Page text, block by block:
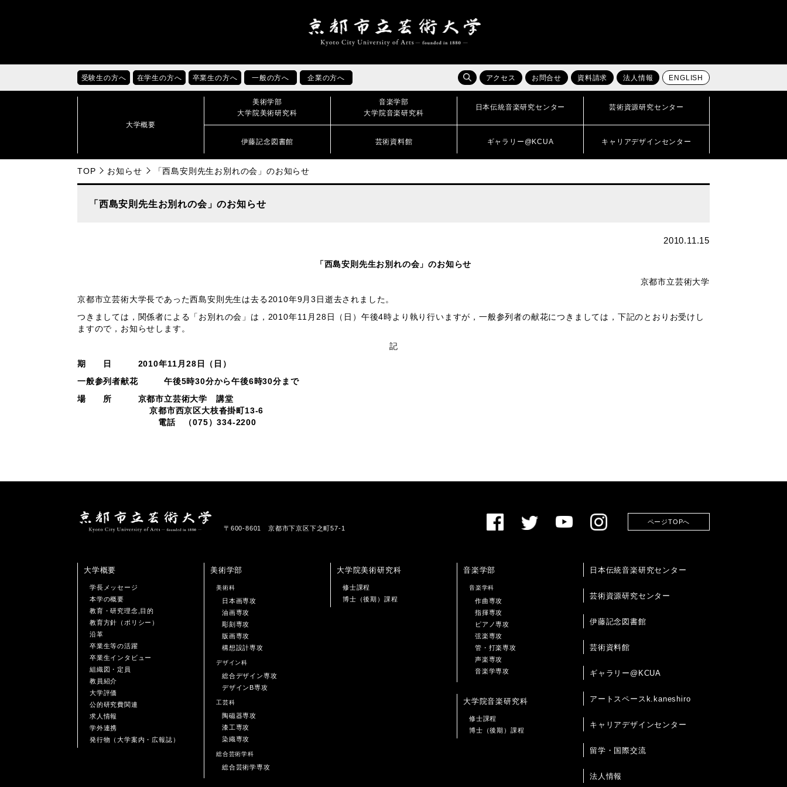
受験生の方へ 在学生の方へ 卒業生の方へ 一般の方へ 企業の方へ アクセス お問合せ 資料請求 法人情報 ENGLISH
大学概要
美術学部
大学院美術研究科
音楽学部
大学院音楽研究科
日本伝統音楽研究センター 芸術資源研究センター
伊藤記念図書館 芸術資料館 ギャラリー@KCUA キャリアデザインセンター
TOP お知らせ 「西島安則先生お別れの会」のお知らせ
「西島安則先生お別れの会」のお知らせ
2010.11.15
「西島安則先生お別れの会」のお知らせ
京都市立芸術大学
京都市立芸術大学長であった西島安則先生は去る2010年9月3日逝去されました。
つきましては，関係者による「お別れの会」は，2010年11月28日（日）午後4時より執り行いますが，一般参列者の献花につきましては，下記のとおりお受けし
ますので，お知らせします。
記
期 日 2010年11月28日（日）
一般参列者献花 午後5時30分から午後6時30分まで
場 所 京都市立芸術大学 講堂
京都市西京区大枝沓掛町13-6
電話 （075）334-2200
〒600-8601 京都市下京区下之町57-1
ページTOPへ
大学概要
学長メッセージ
本学の概要
教育・研究理念,目的
教育方針（ポリシー）
沿革
卒業生等の活躍
卒業生インタビュー
組織図・定員
教員紹介
大学評価
公的研究費関連
求人情報
学外連携
発行物（大学案内・広報誌）
美術学部
美術科
日本画専攻
油画専攻
彫刻専攻
版画専攻
構想設計専攻
デザイン科
総合デザイン専攻
デザインB専攻
工芸科
陶磁器専攻
漆工専攻
染織専攻
総合芸術学科
総合芸術学専攻
大学院美術研究科
修士課程
博士（後期）課程
音楽学部
音楽学科
作曲専攻
指揮専攻
ピアノ専攻
弦楽専攻
管・打楽専攻
声楽専攻
音楽学専攻
大学院音楽研究科
修士課程
博士（後期）課程
日本伝統音楽研究センター
芸術資源研究センター
伊藤記念図書館
芸術資料館
ギャラリー@KCUA
アートスペースk.kaneshiro
キャリアデザインセンター
留学・国際交流
法人情報